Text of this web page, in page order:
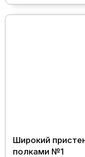
Широкий
полками №1